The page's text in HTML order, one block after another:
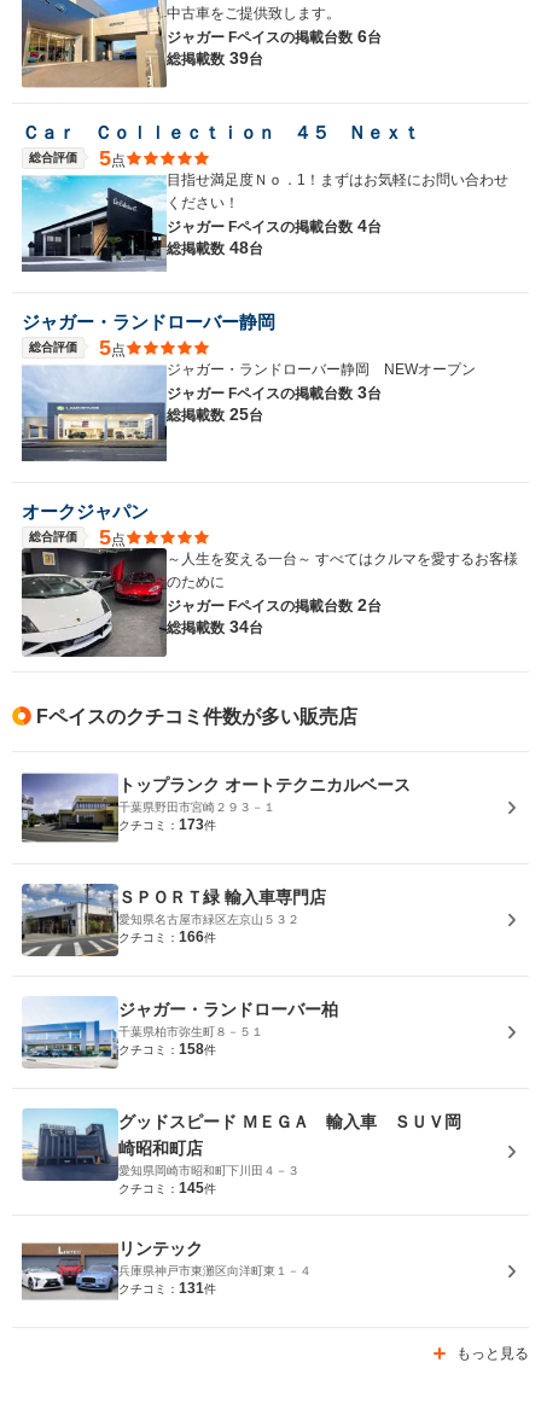
中古車をご提供致します。
ジャガー Fペイスの掲載台数 6台
総掲載数 39台
Ｃａｒ Ｃｏｌｌｅｃｔｉｏｎ ４５ Ｎｅｘｔ
総合評価 5点
目指せ満足度Ｎｏ．1！まずはお気軽にお問い合わせ
ください！
ジャガー Fペイスの掲載台数 4台
総掲載数 48台
ジャガー・ランドローバー静岡
総合評価 5点
ジャガー・ランドローバー静岡 NEWオープン
ジャガー Fペイスの掲載台数 3台
総掲載数 25台
オークジャパン
総合評価 5点
～人生を変える一台～ すべてはクルマを愛するお客様
のために
ジャガー Fペイスの掲載台数 2台
総掲載数 34台
Fペイスのクチコミ件数が多い販売店
トップランク オートテクニカルベース
千葉県野田市宮崎２９３－１
クチコミ： 173件
ＳＰＯＲＴ緑 輸入車専門店
愛知県名古屋市緑区左京山５３２
クチコミ： 166件
ジャガー・ランドローバー柏
千葉県柏市弥生町８－５１
クチコミ： 158件
グッドスピード ＭＥＧＡ 輸入車 ＳＵＶ岡
崎昭和町店
愛知県岡崎市昭和町下川田４－３
クチコミ： 145件
リンテック
兵庫県神戸市東灘区向洋町東１－４
クチコミ： 131件
もっと見る